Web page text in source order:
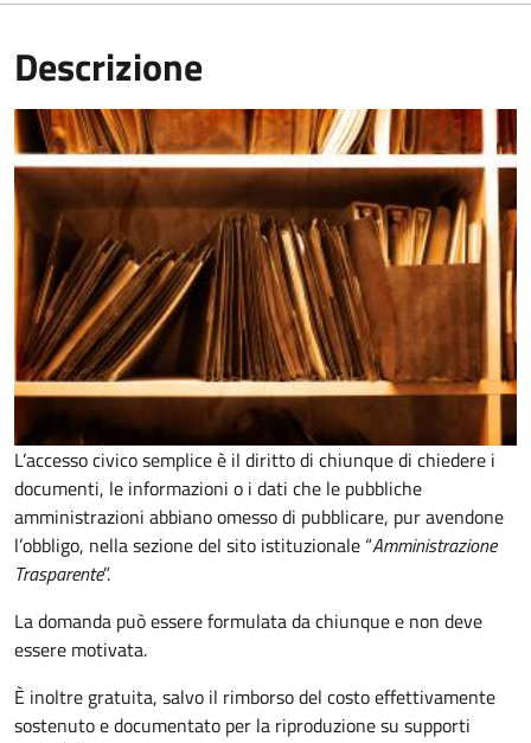
Descrizione
L’accesso civico semplice è il diritto di chiunque di chiedere i
documenti, le informazioni o i dati che le pubbliche
amministrazioni abbiano omesso di pubblicare, pur avendone
l’obbligo, nella sezione del sito istituzionale “Amministrazione
Trasparente”.
La domanda può essere formulata da chiunque e non deve
essere motivata.
È inoltre gratuita, salvo il rimborso del costo effettivamente
sostenuto e documentato per la riproduzione su supporti